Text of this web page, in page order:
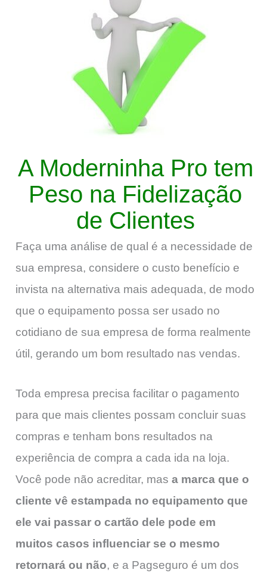
A Moderninha Pro tem
Peso na Fidelização
de Clientes
Faça uma análise de qual é a necessidade de
sua empresa, considere o custo benefício e
invista na alternativa mais adequada, de modo
que o equipamento possa ser usado no
cotidiano de sua empresa de forma realmente
útil, gerando um bom resultado nas vendas.
Toda empresa precisa facilitar o pagamento
para que mais clientes possam concluir suas
compras e tenham bons resultados na
experiência de compra a cada ida na loja.
Você pode não acreditar, mas a marca que o
cliente vê estampada no equipamento que
ele vai passar o cartão dele pode em
muitos casos influenciar se o mesmo
retornará ou não, e a Pagseguro é um dos